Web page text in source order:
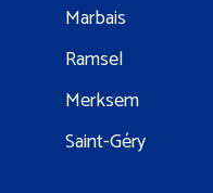
Marbais
Ramsel
Merksem
Saint-Géry